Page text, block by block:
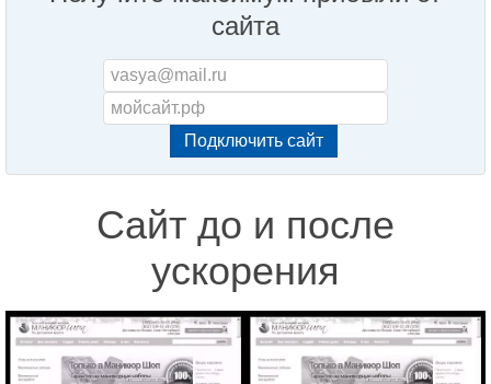
сайта
Сайт до и после
ускорения